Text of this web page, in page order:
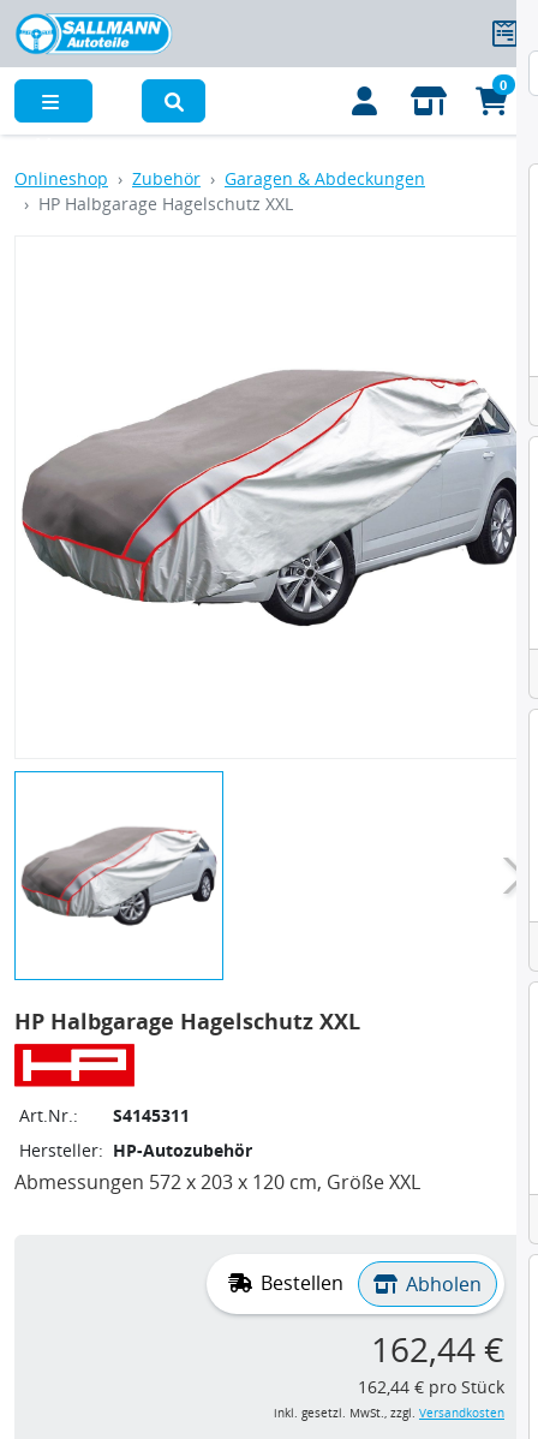
0
Onlineshop Zubehör
Garagen & Abdeckungen
HP Halbgarage Hagelschutz XXL
HP Halbgarage Hagelschutz XXL
Art.Nr.:
S4145311
Hersteller: HP-Autozubehör
Abmessungen 572 x 203 x 120 cm, Größe XXL
Bestellen Abholen
162,44 €
162,44 € pro Stück
inkl. gesetzl. MwSt., zzgl. Versandkosten